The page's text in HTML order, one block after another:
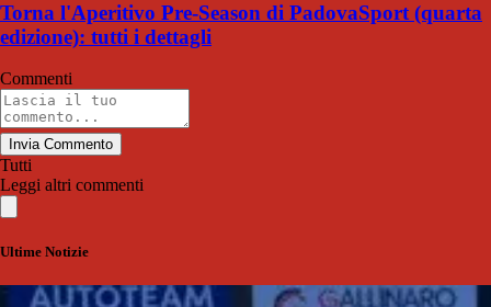
Torna l'Aperitivo Pre-Season di PadovaSport (quarta
edizione): tutti i dettagli
Commenti
Invia Commento
Tutti
Leggi altri commenti
Ultime Notizie